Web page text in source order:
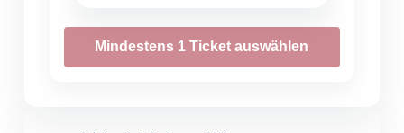
Mindestens 1 Ticket auswählen